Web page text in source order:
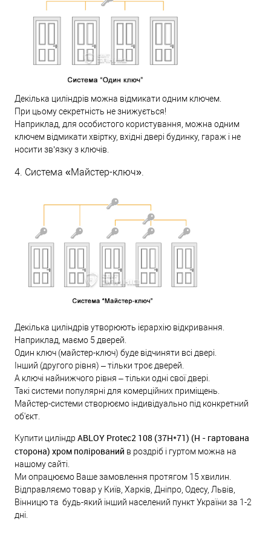
Декілька циліндрів можна відмикати одним ключем.
При цьому секретність не знижується!
Наприклад, для особистого користування, можна одним
ключем відмикати хвіртку, вхідні двері будинку, гараж і не
носити зв’язку з ключів.
4. Система «Майстер-ключ».
Декілька циліндрів утворюють ієрархію відкривання.
Наприклад, маємо 5 дверей.
Один ключ (майстер-ключ) буде відчиняти всі двері.
Інший (другого рівня) – тільки троє дверей.
А ключі найнижчого рівня – тільки одні свої двері.
Такі системи популярні для комерційних приміщень.
Майстер-системи створюємо індивідуально під конкретний
об'єкт.
Купити циліндр ABLOY Protec2 108 (37H*71) (H - гартована
сторона) хром полірований в роздріб і гуртом можна на
нашому сайті.
Ми опрацюємо Ваше замовлення протягом 15 хвилин.
Відправляємо товар у Київ, Харків, Дніпро, Одесу, Львів,
Вінницю та будь-який інший населений пункт України за 1-2
дні.